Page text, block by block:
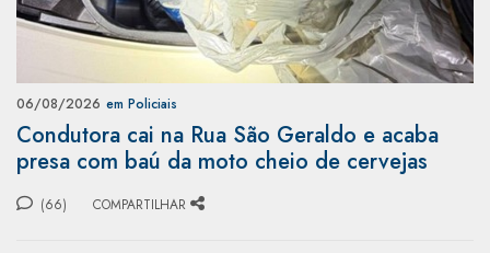
06/08/2026 em Policiais
Condutora cai na Rua São Geraldo e acaba
presa com baú da moto cheio de cervejas
(66) COMPARTILHAR